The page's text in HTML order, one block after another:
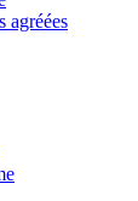
agréées